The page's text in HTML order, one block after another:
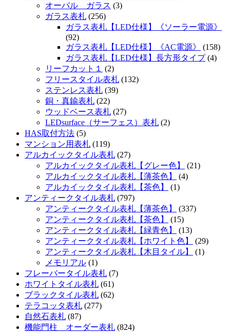
オーバル ガラス (3)
ガラス表札 (256)
ガラス表札【LED仕様】《ソーラー電源》
(92)
ガラス表札【LED仕様】《AC電源》
(158)
ガラス表札【LED仕様】長方形タイプ(4)
リーフカット１
(2)
フリースタイル表札 (132)
ステンレス表札 (39)
銅・真鍮表札 (22)
ウッドベース表札 (27)
LEDsurface（サーフェス）表札 (2)
HAS取付方法 (5)
マンション用表札 (119)
アルカイックタイル表札 (27)
アルカイックタイル表札【グレー色】
(21)
アルカイックタイル表札【薄茶色】
(4)
アルカイックタイル表札【茶色】
(1)
アンティークタイル表札 (797)
アンティークタイル表札【薄茶色】
(337)
アンティークタイル表札【茶色】
(15)
アンティークタイル表札【緑青色】
(13)
アンティークタイル表札【ホワイト色】
(29)
アンティークタイル表札【木目タイル】
(1)
メモリアル (1)
フレーバータイル表札 (7)
ホワイトタイル表札 (61)
ブラックタイル表札 (62)
テラコッタ表札 (277)
自然石表札 (87)
機能門柱 オーダー表札 (824)